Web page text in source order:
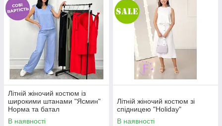
Літній жіночий костюм із
широкими штанами "Ясмин"
Норма та батал
В наявності
Літній жіночий костюм зі
спідницею "Holiday"
В наявності